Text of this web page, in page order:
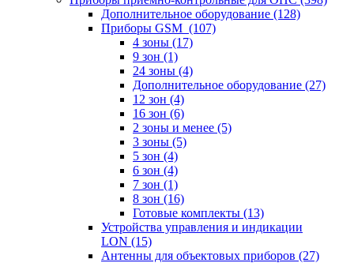
Дополнительное оборудование (128)
Приборы GSM (107)
4 зоны (17)
9 зон (1)
24 зоны (4)
Дополнительное оборудование (27)
12 зон (4)
16 зон (6)
2 зоны и менее (5)
3 зоны (5)
5 зон (4)
6 зон (4)
7 зон (1)
8 зон (16)
Готовые комплекты (13)
Устройства управления и индикации
LON (15)
Антенны для объектовых приборов (27)